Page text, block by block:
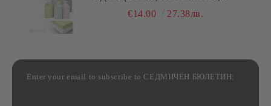
РАЗЛИЧНИ РАЗМЕРИ
€14.00 27.38лв.
Enter your email to subscribe to СЕДМИЧЕН БЮЛЕТИН: